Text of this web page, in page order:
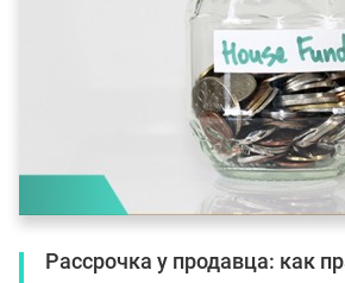
Рассрочка у продавца: как